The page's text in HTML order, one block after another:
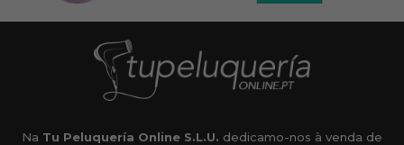
Na Tu Peluquería Online S.L.U. dedicamo-nos à venda de